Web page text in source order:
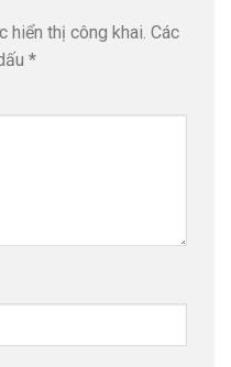
hiển thị công khai. Các
*